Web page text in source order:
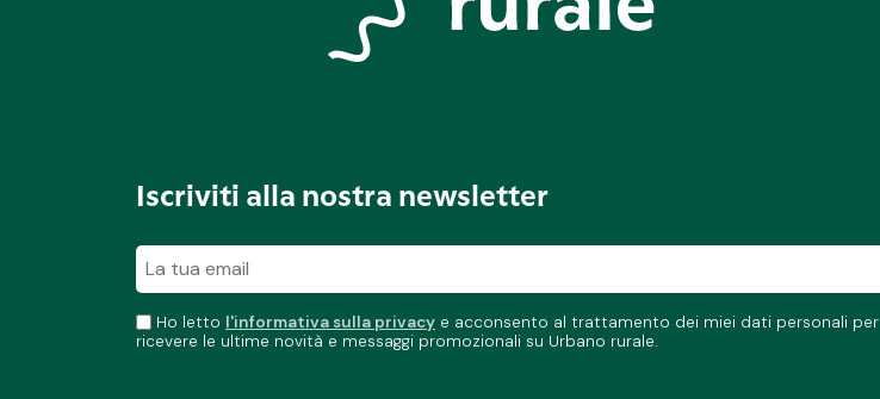
Iscriviti alla nostra newsletter
Ho letto l'informativa sulla privacy e acconsento al trattamento dei miei dati personali per
ricevere le ultime novità e messaggi promozionali su Urbano rurale.